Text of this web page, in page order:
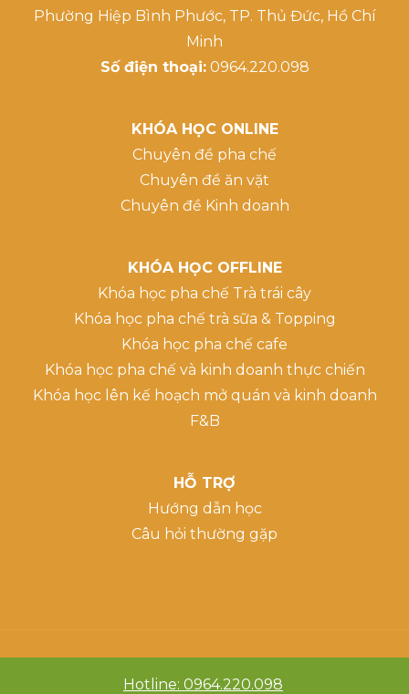
Phường Hiệp Bình Phước, TP. Thủ Đức, Hồ Chí
Minh
Số điện thoại:0964.220.098
KHÓA HỌC ONLINE
Chuyên đề pha chế
Chuyên đề ăn vặt
Chuyên đề Kinh doanh
KHÓA HỌC OFFLINE
Khóa học pha chế Trà trái cây
Khóa học pha chế trà sữa & Topping
Khóa học pha chế cafe
Khóa học pha chế và kinh doanh thực chiến
Khóa học lên kế hoạch mở quán và kinh doanh
F&B
HỖ TRỢ
Hướng dẫn học
Câu hỏi thường gặp
Hotline: 0964.220.098